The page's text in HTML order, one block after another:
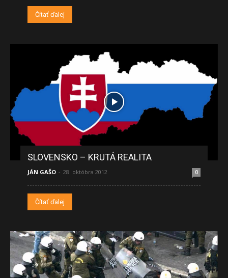
Čítať ďalej
SLOVENSKO – KRUTÁ REALITA
JÁN GAŠO - 28. októbra 2012 0
Čítať ďalej